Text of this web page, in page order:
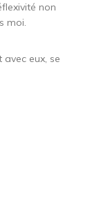
non
moi.
avec eux, se